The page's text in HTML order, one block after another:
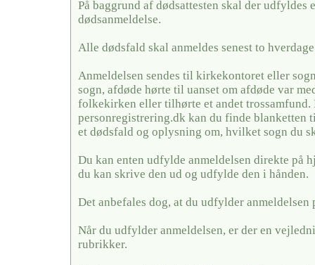
På baggrund af dødsattesten skal der udfyldes
dødsanmeldelse.
Alle dødsfald skal anmeldes senest to
Anmeldelsen sendes til kirkekontoret eller
sogn, afdøde hørte til uanset om afdøde var
folkekirken eller tilhørte et andet trossamfund.
personregistrering.dk kan du finde blanketten
et dødsfald og oplysning om, hvilket sogn du
Du kan enten udfylde anmeldelsen direkte på
du kan skrive den ud og udfylde den i hånden.
Det anbefales dog, at du udfylder anmeldelsen
Når du udfylder anmeldelsen, er der en
rubrikker.